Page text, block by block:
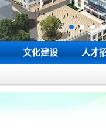
文化建设 人才